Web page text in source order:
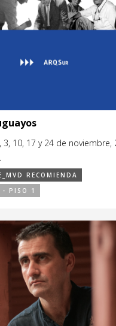
10, 17 y 24 de noviembre,
RECOMIENDA
- PISO 1